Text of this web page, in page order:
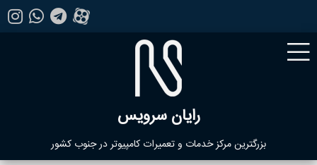
رایان سرویس
بزرگترین مرکز خدمات و تعمیرات کامپیوتر در جنوب کشور